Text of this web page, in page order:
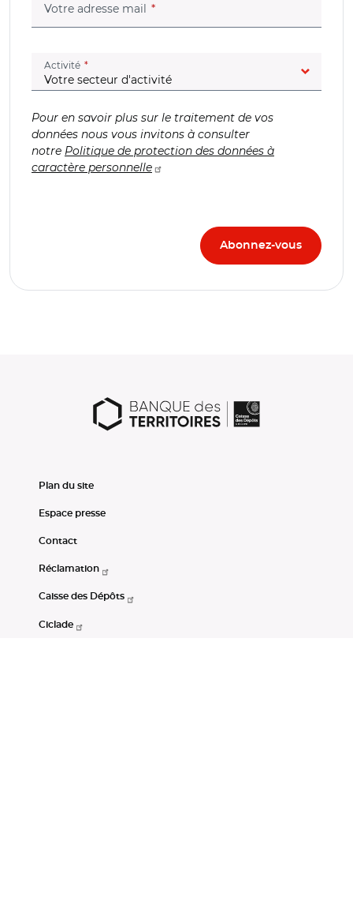
Votre adresse mail (champ obligatoire)
Activité (champ obligatoire)
Pour en savoir plus sur le traitement de vos
données nous vous invitons à consulter
notre Politique de protection des données à
caractère personnelle
Plan du site
Espace presse
Contact
Réclamation
Caisse des Dépôts
Ciclade